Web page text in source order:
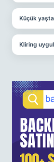
Küçük yaşta
Kliring